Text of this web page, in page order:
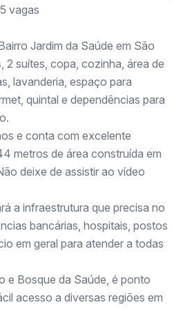
vagas
Jardim da Saúde em São
2 suítes, copa, cozinha, área de
lavanderia, espaço para
quintal e dependências para
e conta com excelente
metros de área construída em
deixe de assistir ao vídeo
a infraestrutura que precisa no
bancárias, hospitais, postos
em geral para atender a todas
e Bosque da Saúde, é ponto
acesso a diversas regiões em